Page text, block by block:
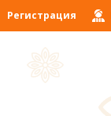
Регистрация